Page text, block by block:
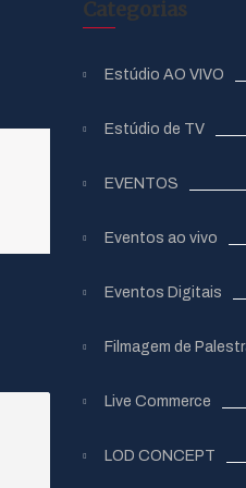
Categorias
Estúdio AO VIVO
Estúdio de TV
EVENTOS
Eventos ao vivo
Eventos Digitais
Filmagem de
Live Commerce
LOD CONCEPT